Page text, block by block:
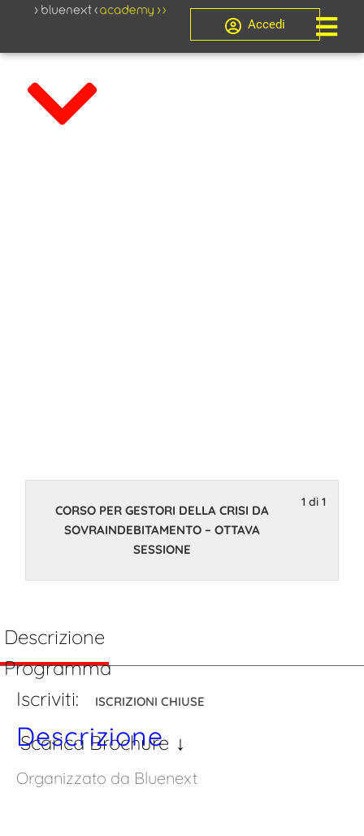
Accedi
– OTTAVA
SESSIONE
27 Gennaio 2025 14:00
1 di 1
CORSO PER GESTORI DELLA CRISI DA
SOVRAINDEBITAMENTO – OTTAVA
SESSIONE
Descrizione
Programma
Iscriviti:
ISCRIZIONI CHIUSE
Scarica Brochure
Descrizione
Organizzato da Bluenext